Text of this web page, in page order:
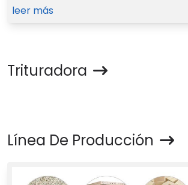
leer más
Trituradora
Línea De Producción